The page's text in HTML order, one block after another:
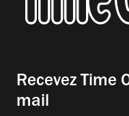
Recevez Time
mail